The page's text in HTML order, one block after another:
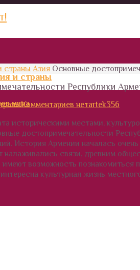
и страны
мира
страны Азия Основные
Республики
Комментариев нетartek356
историческими местами,
достопримечательности
История Армении началась
налаживались связи, древним
имеют возможность
культурная жизнь